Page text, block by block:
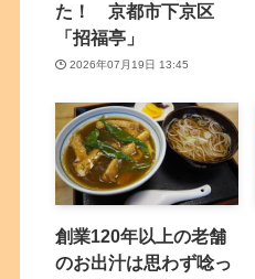
た！ 京都市下京区
「招福亭」
2026年07月19日 13:45
創業120年以上の老舗
のお出汁は思わず唸っ